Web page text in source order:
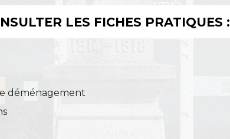
LES FICHES PRATIQUES :
déménagement